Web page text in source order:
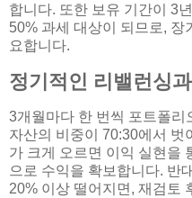
합니다. 또한 보유 기간이 3
50% 과세 대상이 되므로, 장
요합니다.
정기적인 리밸런싱
3개월마다 한 번씩 포트폴
자산의 비중이 70:30에서 벗
가 크게 오르면 이익 실현을
으로 수익을 확보합니다. 반
20% 이상 떨어지면, 재검토